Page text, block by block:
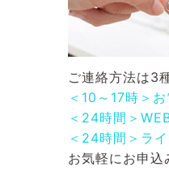
ご連絡方法は3
＜10～17時＞
＜24時間＞
＜24時間＞ラ
お気軽にお申込